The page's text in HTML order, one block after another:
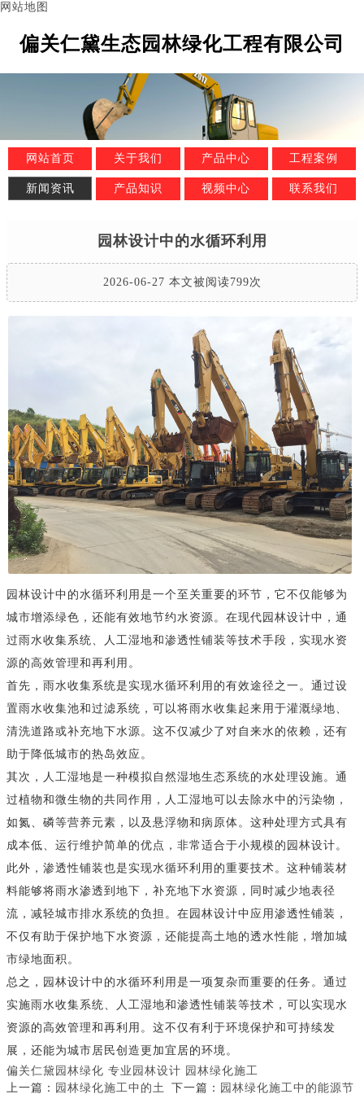
网站地图
偏关仁黛生态园林绿化工程有限公司
网站首页 关于我们 产品中心 工程案例
新闻资讯 产品知识 视频中心 联系我们
园林设计中的水循环利用
2026-06-27 本文被阅读799次
园林设计中的水循环利用是一个至关重要的环节，它不仅能够为
城市增添绿色，还能有效地节约水资源。在现代园林设计中，通
过雨水收集系统、人工湿地和渗透性铺装等技术手段，实现水资
源的高效管理和再利用。
首先，雨水收集系统是实现水循环利用的有效途径之一。通过设
置雨水收集池和过滤系统，可以将雨水收集起来用于灌溉绿地、
清洗道路或补充地下水源。这不仅减少了对自来水的依赖，还有
助于降低城市的热岛效应。
其次，人工湿地是一种模拟自然湿地生态系统的水处理设施。通
过植物和微生物的共同作用，人工湿地可以去除水中的污染物，
如氮、磷等营养元素，以及悬浮物和病原体。这种处理方式具有
成本低、运行维护简单的优点，非常适合于小规模的园林设计。
此外，渗透性铺装也是实现水循环利用的重要技术。这种铺装材
料能够将雨水渗透到地下，补充地下水资源，同时减少地表径
流，减轻城市排水系统的负担。在园林设计中应用渗透性铺装，
不仅有助于保护地下水资源，还能提高土地的透水性能，增加城
市绿地面积。
总之，园林设计中的水循环利用是一项复杂而重要的任务。通过
实施雨水收集系统、人工湿地和渗透性铺装等技术，可以实现水
资源的高效管理和再利用。这不仅有利于环境保护和可持续发
展，还能为城市居民创造更加宜居的环境。
偏关仁黛园林绿化 专业园林设计 园林绿化施工
上一篇： 园林绿化施工中的土 下一篇： 园林绿化施工中的能源节